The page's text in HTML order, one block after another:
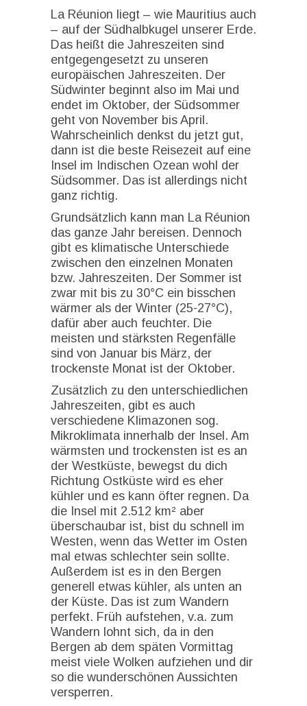
La Réunion liegt – wie Mauritius auch
– auf der Südhalbkugel unserer Erde.
Das heißt die Jahreszeiten sind
entgegengesetzt zu unseren
europäischen Jahreszeiten. Der
Südwinter beginnt also im Mai und
endet im Oktober, der Südsommer
geht von November bis April.
Wahrscheinlich denkst du jetzt gut,
dann ist die beste Reisezeit auf eine
Insel im Indischen Ozean wohl der
Südsommer. Das ist allerdings nicht
ganz richtig.
Grundsätzlich kann man La Réunion
das ganze Jahr bereisen. Dennoch
gibt es klimatische Unterschiede
zwischen den einzelnen Monaten
bzw. Jahreszeiten. Der Sommer ist
zwar mit bis zu 30°C ein bisschen
wärmer als der Winter (25-27°C),
dafür aber auch feuchter. Die
meisten und stärksten Regenfälle
sind von Januar bis März, der
trockenste Monat ist der Oktober.
Zusätzlich zu den unterschiedlichen
Jahreszeiten, gibt es auch
verschiedene Klimazonen sog.
Mikroklimata innerhalb der Insel. Am
wärmsten und trockensten ist es an
der Westküste, bewegst du dich
Richtung Ostküste wird es eher
kühler und es kann öfter regnen. Da
die Insel mit 2.512 km² aber
überschaubar ist, bist du schnell im
Westen, wenn das Wetter im Osten
mal etwas schlechter sein sollte.
Außerdem ist es in den Bergen
generell etwas kühler, als unten an
der Küste. Das ist zum Wandern
perfekt. Früh aufstehen, v.a. zum
Wandern lohnt sich, da in den
Bergen ab dem späten Vormittag
meist viele Wolken aufziehen und dir
so die wunderschönen Aussichten
versperren.